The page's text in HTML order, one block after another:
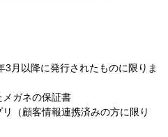
3月以降に発行されたものに限りま
メガネの保証書
（顧客情報連携済みの方に限り